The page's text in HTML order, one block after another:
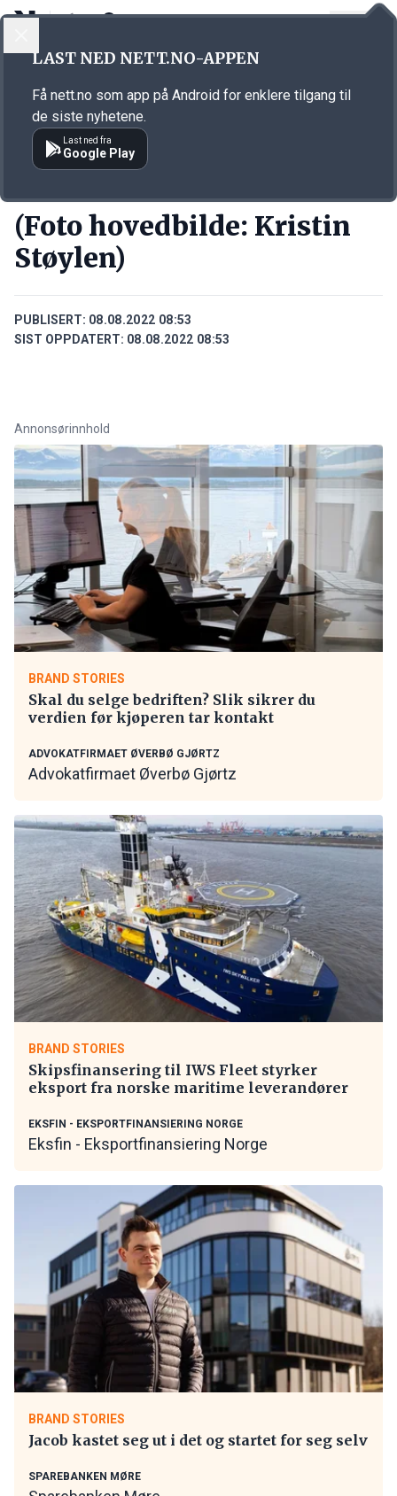
Annonsørinnhold
(Foto hovedbilde: Kristin
Støylen)
PUBLISERT: 08.08.2022 08:53
SIST OPPDATERT: 08.08.2022 08:53
Annonsørinnhold
BRAND STORIES
Skal du selge bedriften? Slik sikrer du
verdien før kjøperen tar kontakt
ADVOKATFIRMAET ØVERBØ GJØRTZ
Advokatfirmaet Øverbø Gjørtz
BRAND STORIES
Skipsfinansering til IWS Fleet styrker
eksport fra norske maritime leverandører
EKSFIN - EKSPORTFINANSIERING NORGE
Eksfin - Eksportfinansiering Norge
BRAND STORIES
Jacob kastet seg ut i det og startet for seg selv
SPAREBANKEN MØRE
LAST NED NETT.NO-APPEN
Få nett.no som app på Android for enklere tilgang til
de siste nyhetene.
Last ned fra
Google Play